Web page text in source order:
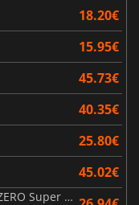
18.20€
15.95€
45.73€
40.35€
25.80€
45.02€
DRAGON BALL Sparking! ZERO Super Limit Breaking NEO